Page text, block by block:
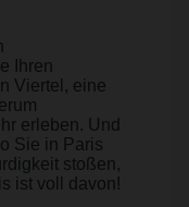
Ihren
Viertel, eine
erleben. Und
Sie in Paris
stoßen,
ist voll davon!